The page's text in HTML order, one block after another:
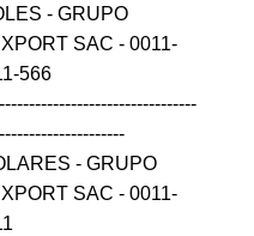
- GRUPO
SAC - 0011-
566
- GRUPO
SAC - 0011-